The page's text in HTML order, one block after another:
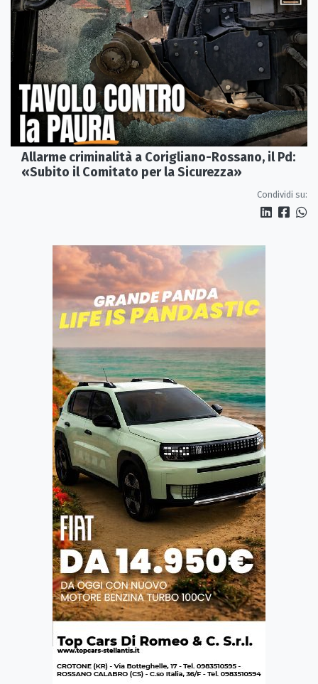
Allarme criminalità a Corigliano-Rossano, il Pd:
«Subito il Comitato per la Sicurezza»
Condividi su: